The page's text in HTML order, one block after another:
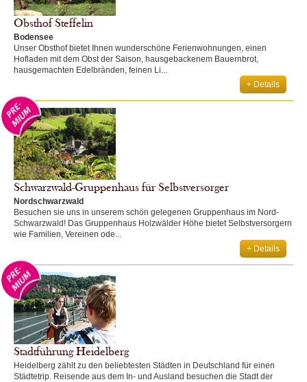
Obsthof Steffelin
Bodensee
Unser Obsthof bietet Ihnen wunderschöne Ferienwohnungen, einen
Hofladen mit dem Obst der Saison, hausgebackenem Bauernbrot,
hausgemachten Edelbränden, feinen Li...
+ Details
Schwarzwald-Gruppenhaus für Selbstversorger
Nordschwarzwald
Besuchen sie uns in unserem schön gelegenen Gruppenhaus im Nord-
Schwarzwald! Das Gruppenhaus Holzwälder Höhe bietet Selbstversorgern
wie Familien, Vereinen ode...
+ Details
Stadtführung Heidelberg
Heidelberg zählt zu den beliebtesten Städten in Deutschland für einen
Städtetrip. Reisende aus dem In- und Ausland besuchen die Stadt der